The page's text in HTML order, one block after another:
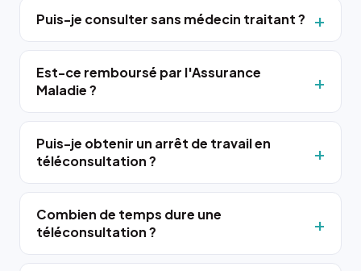
Puis-je consulter sans médecin traitant ?
Est-ce remboursé par l'Assurance
Maladie ?
Puis-je obtenir un arrêt de travail en
téléconsultation ?
Combien de temps dure une
téléconsultation ?